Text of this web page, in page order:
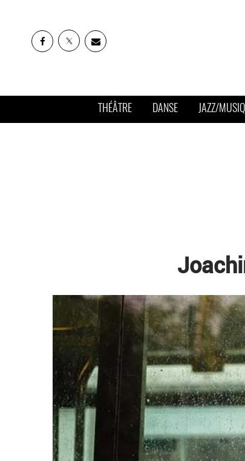
THÉÂTRE DANSE JAZZ/